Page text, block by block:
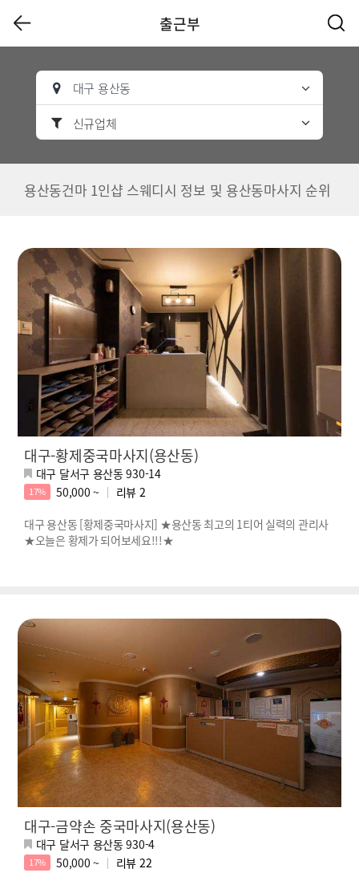
출근부
대구 용산동
신규업체
용산동건마 1인샵 스웨디시 정보 및 용산동마사지 순위
대구-황제중국마사지(용산동)
대구 달서구 용산동 930-14
17% 50,000 ~ 리뷰 2
대구 용산동 [황제중국마사지] ★용산동 최고의 1티어 실력의 관리사
★오늘은 황제가 되어보세요!!!★
대구-금약손 중국마사지(용산동)
대구 달서구 용산동 930-4
17% 50,000 ~ 리뷰 22